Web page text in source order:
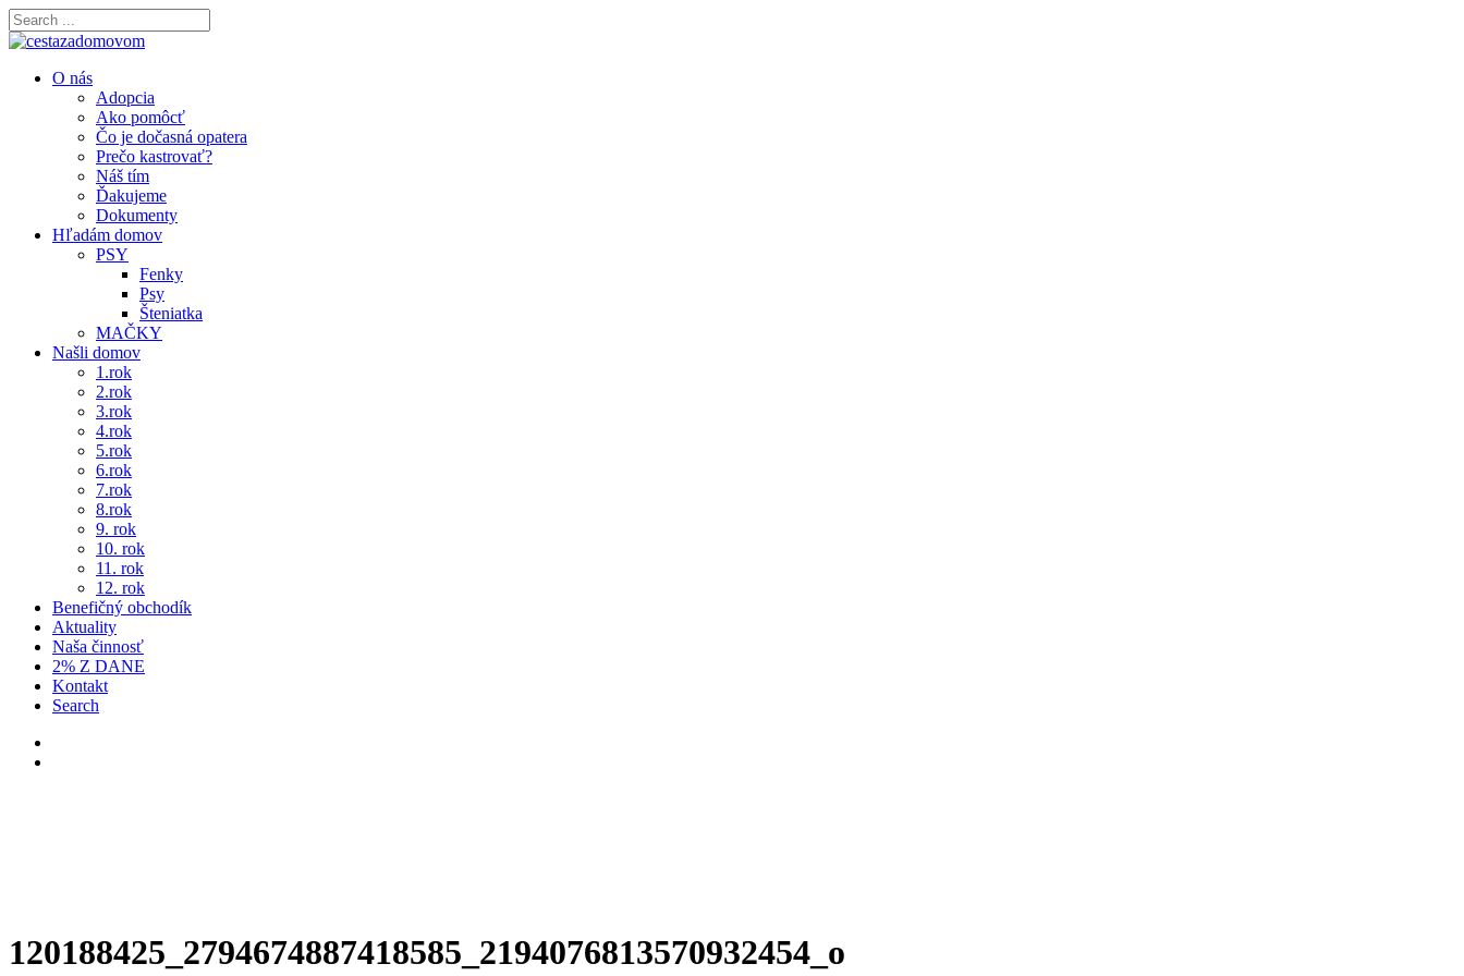
O nás
Adopcia
Ako pomôcť
Čo je dočasná opatera
Prečo kastrovať?
Náš tím
Ďakujeme
Dokumenty
Hľadám domov
PSY
Fenky
Psy
Šteniatka
MAČKY
Našli domov
1.rok
2.rok
3.rok
4.rok
5.rok
6.rok
7.rok
8.rok
9. rok
10. rok
11. rok
12. rok
Benefičný obchodík
Aktuality
Naša činnosť
2% Z DANE
Kontakt
Search
120188425_2794674887418585_2194076813570932454_o